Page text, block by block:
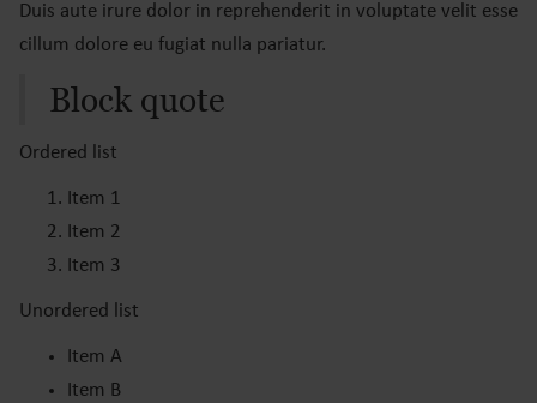
Duis aute irure dolor in reprehenderit in voluptate velit esse
cillum dolore eu fugiat nulla pariatur.
Block quote
Ordered list
Item 1
Item 2
Item 3
Unordered list
Item A
Item B